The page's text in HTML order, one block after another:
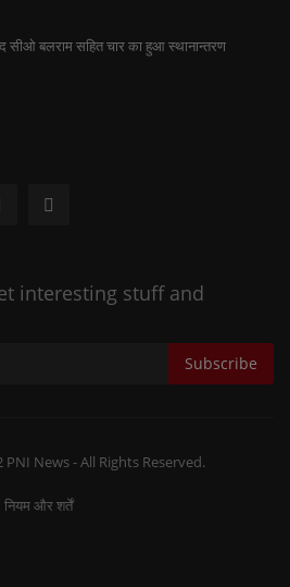
सीओ बलराम सहित चार का हुआ स्थानान्तरण
interesting stuff and
Subscribe
News - All Rights Reserved.
नियम और शर्तें